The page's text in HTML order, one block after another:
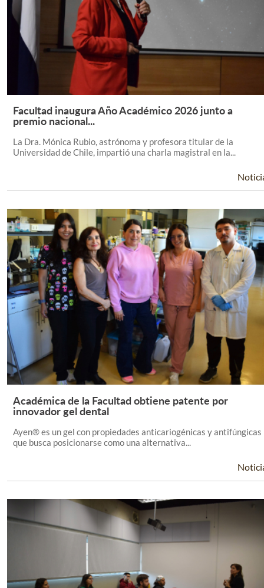
Leer Más +
Facultad inaugura Año Académico 2026 junto a
premio nacional...
La Dra. Mónica Rubio, astrónoma y profesora titular de la
Universidad de Chile, impartió una charla magistral en la...
Leer Más +
Académica de la Facultad obtiene patente por
innovador gel dental
Ayen® es un gel con propiedades anticariogénicas y antifúngicas
que busca posicionarse como una alternativa...